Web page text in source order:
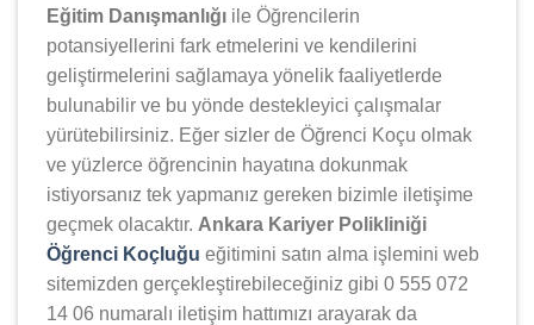
Eğitim Danışmanlığı ile Öğrencilerin
potansiyellerini fark etmelerini ve kendilerini
geliştirmelerini sağlamaya yönelik faaliyetlerde
bulunabilir ve bu yönde destekleyici çalışmalar
yürütebilirsiniz. Eğer sizler de Öğrenci Koçu olmak
ve yüzlerce öğrencinin hayatına dokunmak
istiyorsanız tek yapmanız gereken bizimle iletişime
geçmek olacaktır. Ankara Kariyer Polikliniği
Öğrenci Koçluğu eğitimini satın alma işlemini web
sitemizden gerçekleştirebileceğiniz gibi 0 555 072
14 06 numaralı iletişim hattımızı arayarak da